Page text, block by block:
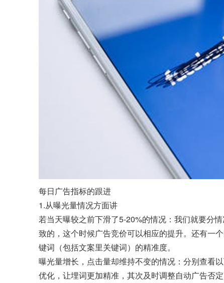
每日广告指标的跟进
1.从曝光量情况方面讲
若当天曝较之前下滑了5-20%的情况：我们就要分
致的，这个时候广告竞价可以相应的提升。还有一
键词（包括文案里关键词）的精准度。
曝光量增长，点击量却维持不变的情况：分别查看
优化，让埋词更加精准，其次及时调整自动广告否定